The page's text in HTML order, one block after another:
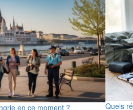
en ce moment ?
Quels